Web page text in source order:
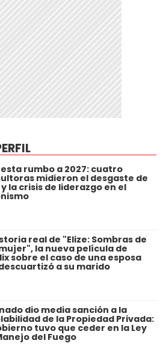
rumbo a 2027: cuatro
midieron el desgaste de
y la crisis de liderazgo en el
real de "Elize: Sombras de
la nueva película de
sobre el caso de una esposa
a su marido
dio media sanción a la
de la Propiedad Privada:
tuvo que ceder en la Ley
del Fuego